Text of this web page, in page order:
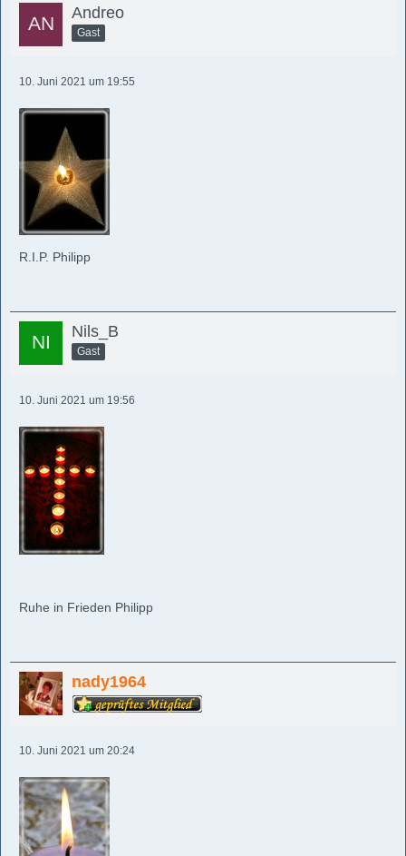
Andreo
Gast
10. Juni 2021 um 19:55
R.I.P. Philipp
Nils_B
Gast
10. Juni 2021 um 19:56
Ruhe in Frieden Philipp
nady1964
10. Juni 2021 um 20:24